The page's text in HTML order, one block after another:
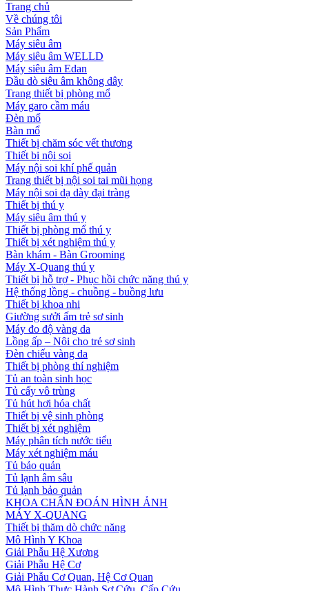
Trang chủ
Về chúng tôi
Sản Phẩm
Máy siêu âm
Máy siêu âm WELLD
Máy siêu âm Edan
Đầu dò siêu âm không dây
Trang thiết bị phòng mổ
Máy garo cầm máu
Đèn mổ
Bàn mổ
Thiết bị chăm sóc vết thương
Thiết bị nội soi
Máy nội soi khí phế quản
Trang thiết bị nội soi tai mũi họng
Máy nội soi dạ dày đại tràng
Thiết bị thú y
Máy siêu âm thú y
Thiết bị phòng mổ thú y
Thiết bị xét nghiệm thú y
Bàn khám - Bàn Grooming
Máy X-Quang thú y
Thiết bị hỗ trợ - Phục hồi chức năng thú y
Hệ thống lồng - chuồng - buồng lưu
Thiết bị khoa nhi
Giường sưởi ấm trẻ sơ sinh
Máy đo độ vàng da
Lồng ấp – Nôi cho trẻ sơ sinh
Đèn chiếu vàng da
Thiết bị phòng thí nghiệm
Tủ an toàn sinh học
Tủ cấy vô trùng
Tủ hút hơi hóa chất
Thiết bị vệ sinh phòng
Thiết bị xét nghiệm
Máy phân tích nước tiểu
Máy xét nghiệm máu
Tủ bảo quản
Tủ lạnh âm sâu
Tủ lạnh bảo quản
KHOA CHẨN ĐOÁN HÌNH ẢNH
MÁY X-QUANG
Thiết bị thăm dò chức năng
Mô Hình Y Khoa
Giải Phẫu Hệ Xương
Giải Phẫu Hệ Cơ
Giải Phẫu Cơ Quan, Hệ Cơ Quan